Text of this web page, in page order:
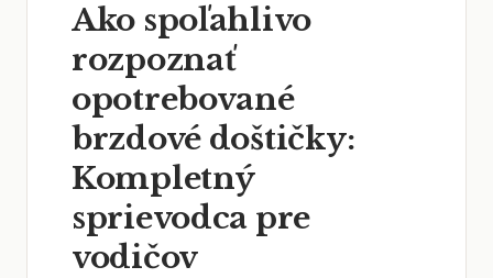
Ako spoľahlivo
rozpoznať
opotrebované
brzdové doštičky:
Kompletný
sprievodca pre
vodičov